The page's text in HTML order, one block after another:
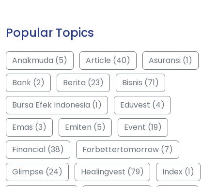
Popular Topics
Anakmuda (5) Article (40)
Asuransi (1)
Bank (2)
Berita (23)
Bisnis (71)
Bursa Efek Indonesia (1)
Eduvest (4)
Emas (3)
Emiten (5)
Event (19)
Financial (38)
Forbettertomorrow (7)
Glimpse (24)
Healingvest (79)
Index (1)